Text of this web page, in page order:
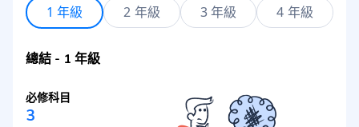
1 年級 2 年級 3 年級 4 年級
總結 - 1 年級
必修科目
3